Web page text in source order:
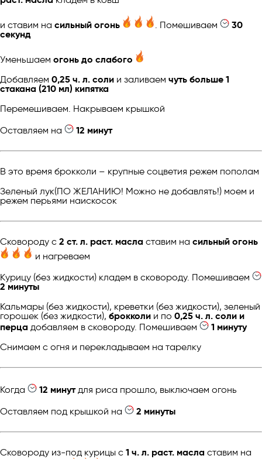
и ставим на сильный огонь . Помешиваем
30
секунд
Уменьшаем огонь до слабого
Добавляем 0,25 ч. л. соли и заливаем чуть больше 1
стакана (210 мл) кипятка
Перемешиваем. Накрываем крышкой
Оставляем на
12 минут
В это время брокколи – крупные соцветия режем пополам
Зеленый лук(ПО ЖЕЛАНИЮ! Можно не добавлять!) моем и
режем перьями наискосок
Сковороду с 2 ст. л. раст. масла ставим на сильный огонь
и нагреваем
Курицу (без жидкости) кладем в сковороду. Помешиваем
2 минуты
Кальмары (без жидкости), креветки (без жидкости), зеленый
горошек (без жидкости), брокколи и по 0,25 ч. л. соли и
перца добавляем в сковороду. Помешиваем
1 минуту
Снимаем с огня и перекладываем на тарелку
Когда 12 минутдля риса прошло, выключаем огонь
Оставляем под крышкой на
2 минуты
Сковороду из-под курицы с 1 ч. л. раст. масла ставим на